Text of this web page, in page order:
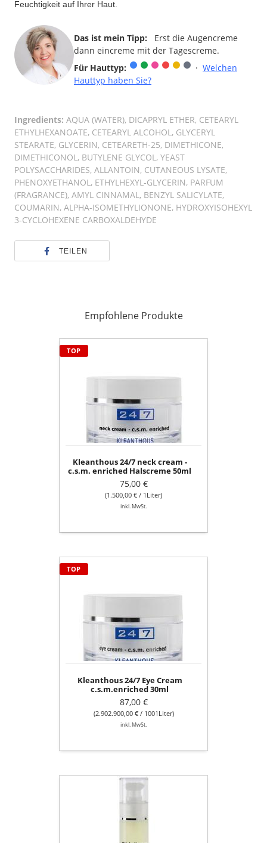
Feuchtigkeit auf Ihrer Haut.
Das ist mein Tipp:
Erst die Augencreme
dann eincreme mit der Tagescreme.
Für Hauttyp:
· Welchen
Hauttyp haben Sie?
Ingredients: AQUA (WATER), DICAPRYL ETHER, CETEARYL
ETHYLHEXANOATE, CETEARYL ALCOHOL, GLYCERYL
STEARATE, GLYCERIN, CETEARETH-25, DIMETHICONE,
DIMETHICONOL, BUTYLENE GLYCOL, YEAST
POLYSACCHARIDES, ALLANTOIN, CUTANEOUS LYSATE,
PHENOXYETHANOL, ETHYLHEXYL-GLYCERIN, PARFUM
(FRAGRANCE), AMYL CINNAMAL, BENZYL SALICYLATE,
COUMARIN, ALPHA-ISOMETHYLIONONE, HYDROXYISOHEXYL
3-CYCLOHEXENE CARBOXALDEHYDE
TEILEN
Empfohlene Produkte
Kleanthous
c.s.m.
Halscreme
TOP
Kleanthous 24/7 neck cream -
c.s.m. enriched Halscreme 50ml
75,00 €
(1.500,00 € / 1Liter)
inkl. MwSt.
Kleanthous
30ml
TOP
Kleanthous 24/7 Eye Cream
c.s.m.enriched 30ml
87,00 €
(2.902.900,00 € / 1001Liter)
inkl. MwSt.